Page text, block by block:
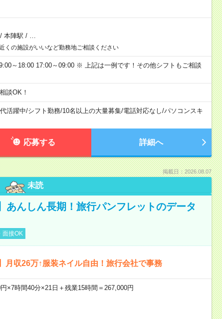
/ 本陣駅 /
の施設がいいなど勤務地ご相談ください
～18:00 17:00～09:00 ※ 上記は一例です！その他シフトもご相談
談OK！
活躍中/シフト勤務/10名以上の大量募集/電話対応なし/パソコンスキ
応募する 詳細へ
掲載日：2026.08.07
未読
あんしん長期！旅行パンフレットのデータ
面接OK
月収26万↑服装ネイル自由！旅行会社で事務
×7時間40分×21日＋残業15時間＝267,000円